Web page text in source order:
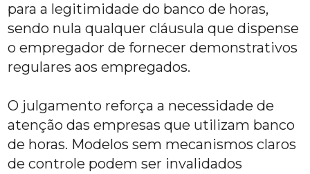
para a legitimidade do banco de horas,
sendo nula qualquer cláusula que dispense
o empregador de fornecer demonstrativos
regulares aos empregados.
O julgamento reforça a necessidade de
atenção das empresas que utilizam banco
de horas. Modelos sem mecanismos claros
de controle podem ser invalidados